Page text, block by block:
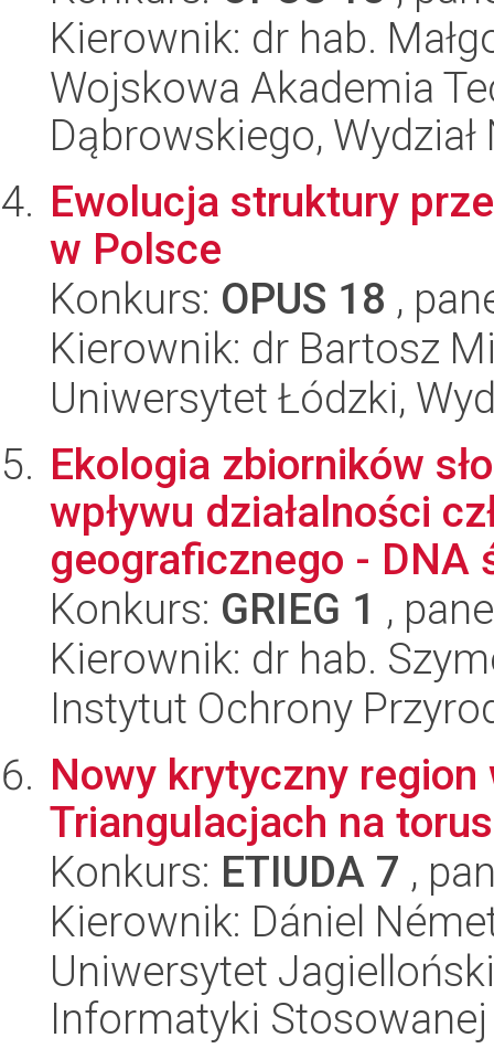
Kierownik: dr hab.
Wojskowa Akademia
Dąbrowskiego,
Ewolucja struktury
w Polsce
Konkurs: OPUS 18 ,
Kierownik: dr Bartosz
Uniwersytet Łódzki,
Ekologia zbiorników
wpływu działalności
geograficznego - DNA
Konkurs: GRIEG 1 ,
Kierownik: dr hab.
Instytut Ochrony
Nowy krytyczny
Triangulacjach na
Konkurs: ETIUDA 7 ,
Kierownik: Dániel
Uniwersytet
Informatyki Stosowanej